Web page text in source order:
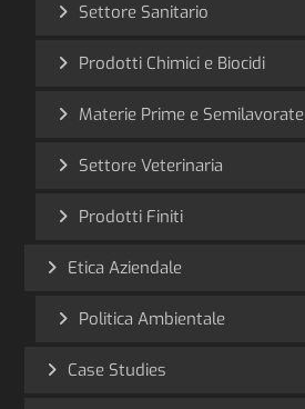
Settore Sanitario
Prodotti Chimici e Biocidi
Materie Prime e Semilavorate
Settore Veterinaria
Prodotti Finiti
Etica Aziendale
Politica Ambientale
Case Studies